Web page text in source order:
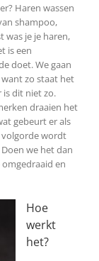
Haren wassen
shampoo,
was je je haren,
is een
doet.We gaan
zo staat het
dit niet zo.
draaien het
gebeurt er als
volgorde wordt
we het dan
en
Hoe
werkt
het?